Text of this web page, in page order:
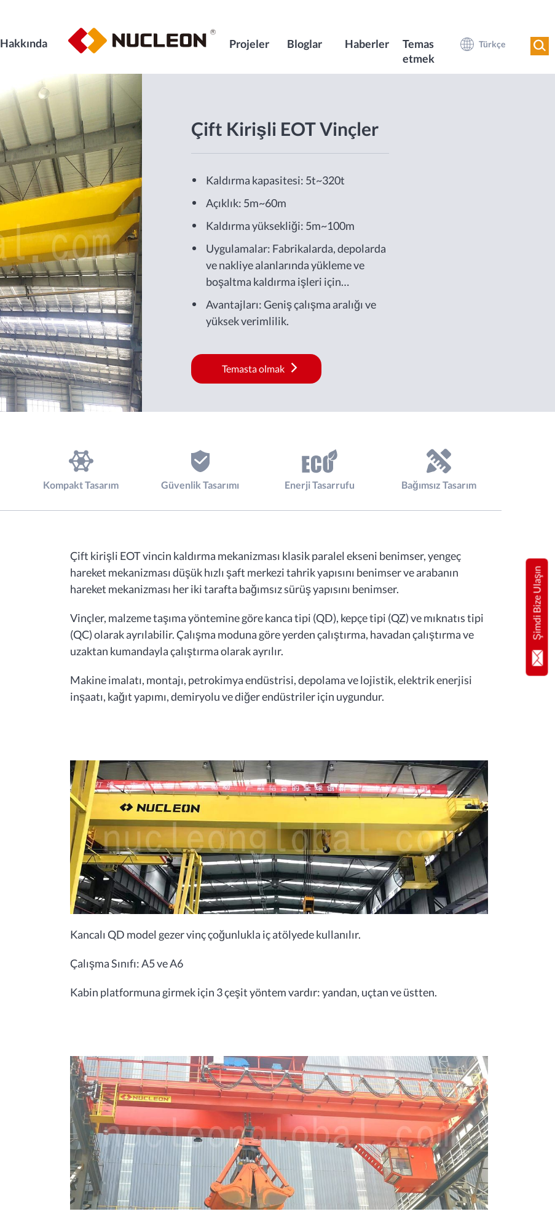
Hakkında Projeler Bloglar Haberler
Temas
etmek
Türkçe
Çift Kirişli EOT Vinçler
Kaldırma kapasitesi: 5t~320t
Açıklık: 5m~60m
Kaldırma yüksekliği: 5m~100m
Uygulamalar: Fabrikalarda, depolarda
ve nakliye alanlarında yükleme ve
boşaltma kaldırma işleri için
uygundur.
Avantajları: Geniş çalışma aralığı ve
yüksek verimlilik.
Temasta olmak
Kompakt Tasarım Güvenlik Tasarımı Enerji Tasarrufu Bağımsız Tasarım
Çift kirişli EOT vincin kaldırma mekanizması klasik paralel ekseni benimser, yengeç
hareket mekanizması düşük hızlı şaft merkezi tahrik yapısını benimser ve arabanın
hareket mekanizması her iki tarafta bağımsız sürüş yapısını benimser.
Vinçler, malzeme taşıma yöntemine göre kanca tipi (QD), kepçe tipi (QZ) ve mıknatıs tipi
(QC) olarak ayrılabilir. Çalışma moduna göre yerden çalıştırma, havadan çalıştırma ve
uzaktan kumandayla çalıştırma olarak ayrılır.
Makine imalatı, montajı, petrokimya endüstrisi, depolama ve lojistik, elektrik enerjisi
inşaatı, kağıt yapımı, demiryolu ve diğer endüstriler için uygundur.
Kancalı QD model gezer vinç çoğunlukla iç atölyede kullanılır.
Çalışma Sınıfı: A5 ve A6
Kabin platformuna girmek için 3 çeşit yöntem vardır: yandan, uçtan ve üstten.
Şimdi Bize Ulaşın